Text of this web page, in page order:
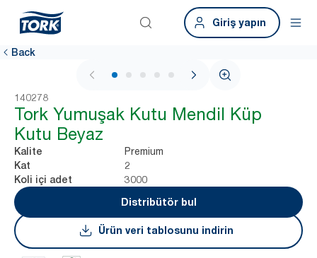
Giriş yapın
Back
1 / 5
140278
Tork Yumuşak Kutu Mendil Küp
Kutu Beyaz
Kalite Premium
Kat 2
Koli içi adet
3000
Distribütör bul
Ürün veri tablosunu indirin